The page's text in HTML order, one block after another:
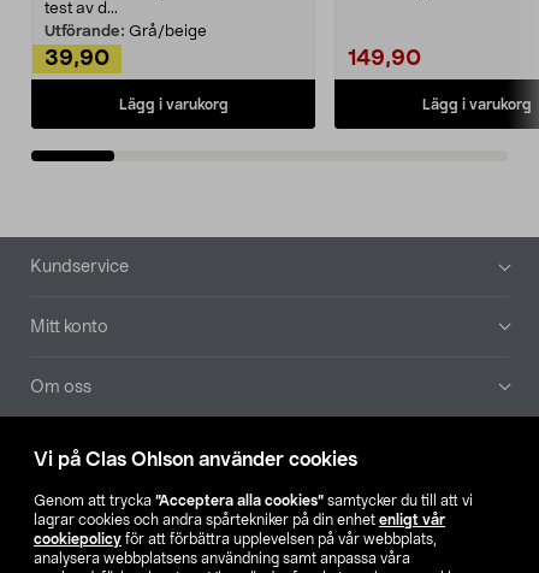
Vi på Clas Ohlson använder cookies
Genom att trycka ”Acceptera alla cookies” samtycker du till att vi
lagrar cookies och andra spårtekniker på din enhet enligt vår
cookiepolicy för att förbättra upplevelsen på vår webbplats,
analysera webbplatsens användning samt anpassa våra
test av d...
Utförande: Grå/beige
39,90
Lägg i varukorg
149,90
Lägg i varukorg
Sidfot
Kundservice
Mitt konto
Om oss
Aktuellt
Våra bolag
Hitta butik